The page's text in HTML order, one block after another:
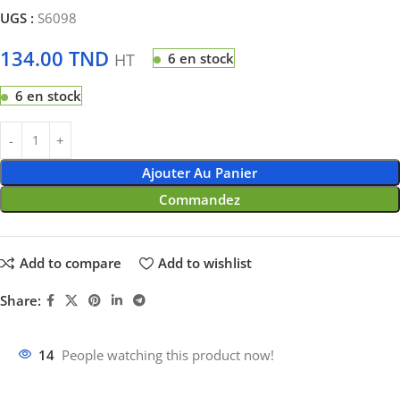
UGS : S6098
134.00 TND HT 6 en stock
6 en stock
Ajouter Au Panier
Commandez
Add to compare Add to wishlist
Share:
14 People watching this product now!